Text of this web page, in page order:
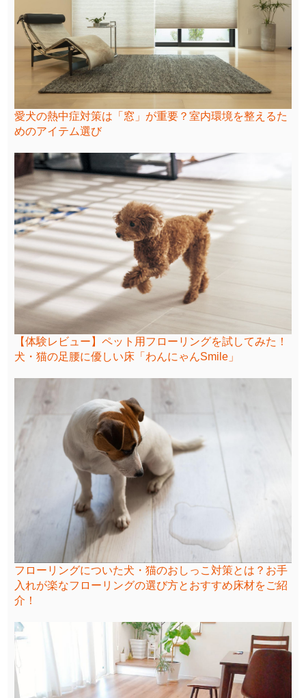
愛犬の熱中症対策は「窓」が重要？室内環境を整えるた
めのアイテム選び
【体験レビュー】ペット用フローリングを試してみた！
犬・猫の足腰に優しい床「わんにゃんSmile」
フローリングについた犬・猫のおしっこ対策とは？お手
入れが楽なフローリングの選び方とおすすめ床材をご紹
介！